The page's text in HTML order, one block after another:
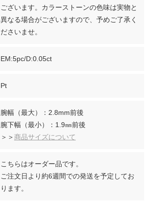
ございます。カラーストーンの色味は実物と
異なる場合がございますので、予めご了承く
ださいませ。
EM:5pc/D:0.05ct
Pt
腕幅（最大）：2.8mm前後
腕下幅（最小）：1.9㎜前後
＞＞商品サイズについて
こちらはオーダー品です。
ご注文日より約6週間での発送を予定してお
ります。